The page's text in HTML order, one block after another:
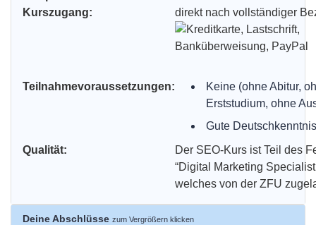
Kurszugang:
direkt nach vollständiger
Teilnahmevoraussetzungen:
Keine (ohne Abitur,
Erststudium, ohne
Gute
Qualität:
Der SEO-Kurs ist Teil des
“Digital Marketing Specialist
welches von der ZFU
Deine Abschlüsse zum Vergrößern klicken